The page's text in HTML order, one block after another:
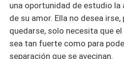
una oportunidad de estudio
de su amor. Ella no desea
quedarse, solo necesita que
sea tan fuerte como para
separación que se avecinan.